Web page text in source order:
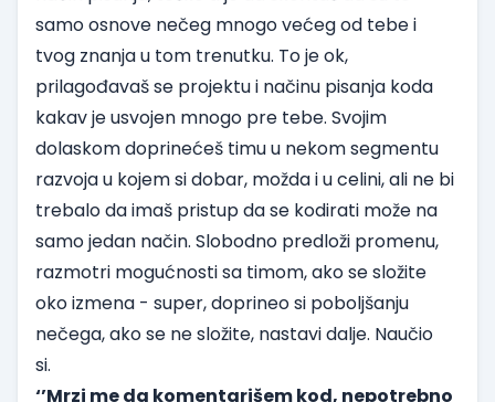
samo osnove nečeg mnogo većeg od tebe i
tvog znanja u tom trenutku. To je ok,
prilagođavaš se projektu i načinu pisanja koda
kakav je usvojen mnogo pre tebe. Svojim
dolaskom doprinećeš timu u nekom segmentu
razvoja u kojem si dobar, možda i u celini, ali ne bi
trebalo da imaš pristup da se kodirati može na
samo jedan način. Slobodno predloži promenu,
razmotri mogućnosti sa timom, ako se složite
oko izmena - super, doprineo si poboljšanju
nečega, ako se ne složite, nastavi dalje. Naučio
si.
‘’Mrzi me da komentarišem kod, nepotrebno